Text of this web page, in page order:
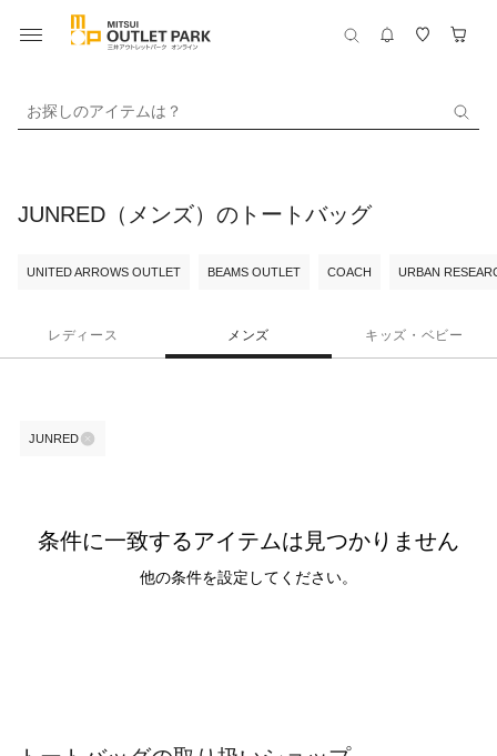
お探しのアイテムは？
JUNRED（メンズ）のトートバッグ
UNITED ARROWS OUTLET BEAMS OUTLET COACH URBAN
レディース メンズ キッズ・ベビー
JUNRED
条件に一致するアイテムは見つかりません
他の条件を設定してください。